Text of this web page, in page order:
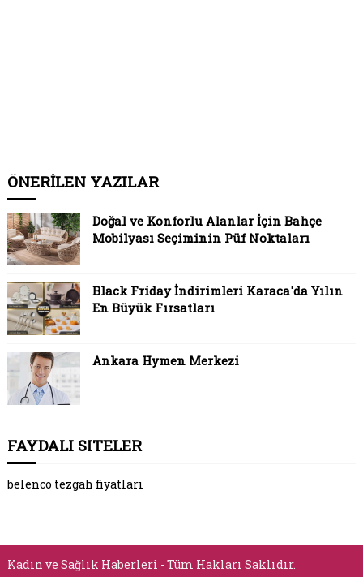
ÖNERİLEN YAZILAR
Doğal ve Konforlu Alanlar İçin Bahçe
Mobilyası Seçiminin Püf Noktaları
Black Friday İndirimleri Karaca'da Yılın
En Büyük Fırsatları
Ankara Hymen Merkezi
FAYDALI SITELER
belenco tezgah fiyatları
Kadın ve Sağlık Haberleri - Tüm Hakları Saklıdır.